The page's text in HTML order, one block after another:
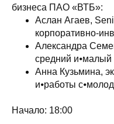
бизнеса ПАО «ВТБ»:
Аслан Агаев,
Александра
средний и⦁малый
Анна Кузьмина,
и⦁работы
Начало: 18:00